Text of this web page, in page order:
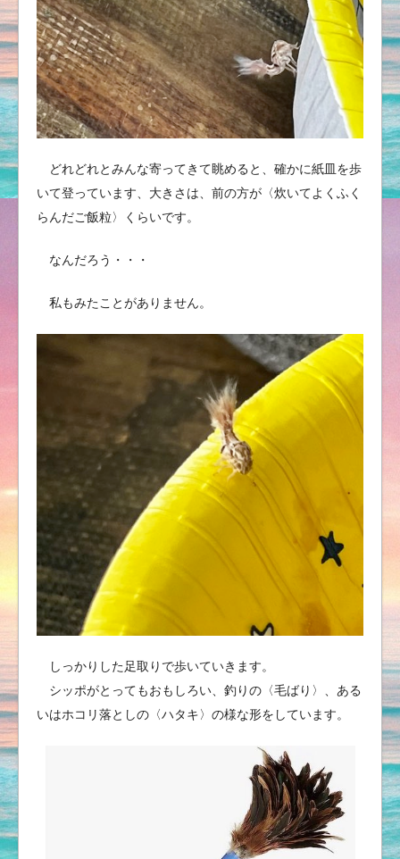
どれどれとみんな寄ってきて眺めると、確かに紙皿を歩
いて登っています、大きさは、前の方が〈炊いてよくふく
らんだご飯粒〉くらいです。
なんだろう・・・
私もみたことがありません。
しっかりした足取りで歩いていきます。
シッポがとってもおもしろい、釣りの〈毛ばり〉、ある
いはホコリ落としの〈ハタキ〉の様な形をしています。